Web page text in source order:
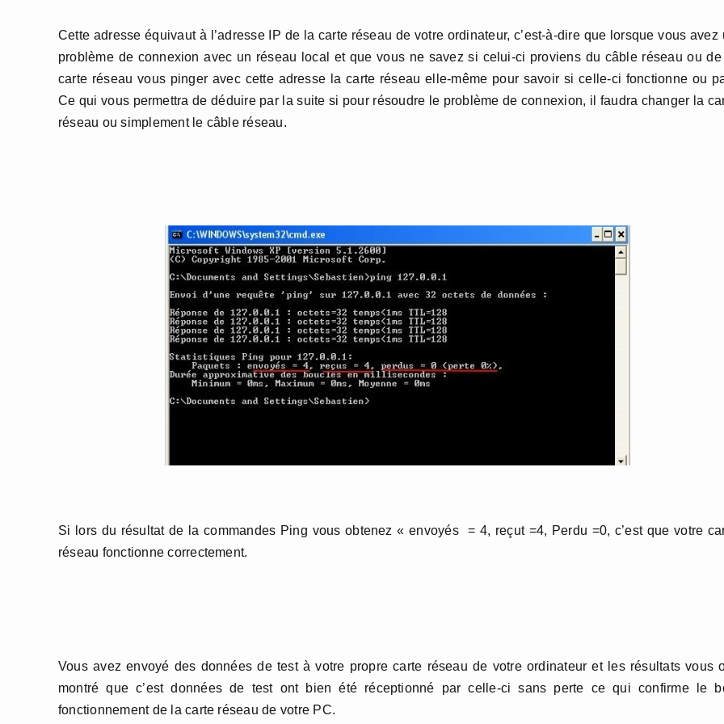
Cette adresse équivaut à l’adresse IP de la carte réseau de votre ordinateur, c’est-à-dire que lorsque vous avez
problème de connexion avec un réseau local et que vous ne savez si celui-ci proviens du câble réseau ou de
carte réseau vous pinger avec cette adresse la carte réseau elle-même pour savoir si celle-ci fonctionne ou
Ce qui vous permettra de déduire par la suite si pour résoudre le problème de connexion, il faudra changer la
réseau ou simplement le câble réseau.
Si lors du résultat de la commandes Ping vous obtenez « envoyés = 4, reçut =4, Perdu =0, c’est que votre
réseau fonctionne correctement.
Vous avez envoyé des données de test à votre propre carte réseau de votre ordinateur et les résultats vous
montré que c’est données de test ont bien été réceptionné par celle-ci sans perte ce qui confirme le
fonctionnement de la carte réseau de votre PC.